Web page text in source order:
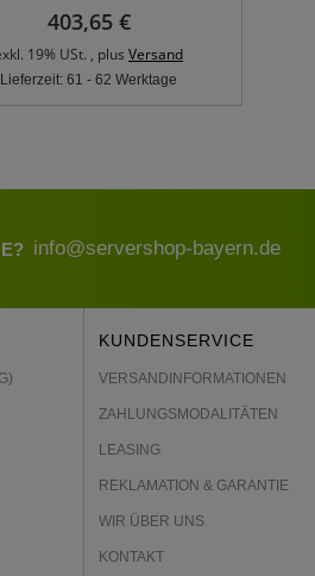
403,65 €
19% USt. , plus Versand
Lieferzeit: 61 - 62 Werktage
info@servershop-bayern.de
KUNDENSERVICE
VERSANDINFORMATIONEN
ZAHLUNGSMODALITÄTEN
LEASING
REKLAMATION & GARANTIE
WIR ÜBER UNS
KONTAKT